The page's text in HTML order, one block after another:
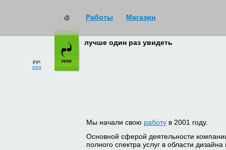
Работы Магазин
рус
eng
лучше один раз увидеть
Мы начали свою работув 2001 году.
Основной сферой деятельности
полного спектра услуг в области